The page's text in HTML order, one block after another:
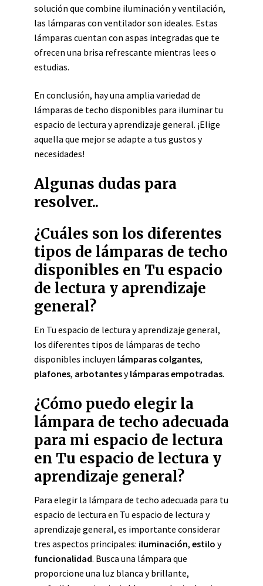
solución que combine iluminación y ventilación,
las lámparas con ventilador son ideales. Estas
lámparas cuentan con aspas integradas que te
ofrecen una brisa refrescante mientras lees o
estudias.
En conclusión, hay una amplia variedad de
lámparas de techo disponibles para iluminar tu
espacio de lectura y aprendizaje general. ¡Elige
aquella que mejor se adapte a tus gustos y
necesidades!
Algunas dudas para
resolver..
¿Cuáles son los diferentes
tipos de lámparas de techo
disponibles en Tu espacio
de lectura y aprendizaje
general?
En Tu espacio de lectura y aprendizaje general,
los diferentes tipos de lámparas de techo
disponibles incluyen lámparas colgantes,
plafones, arbotantesylámparas empotradas.
¿Cómo puedo elegir la
lámpara de techo adecuada
para mi espacio de lectura
en Tu espacio de lectura y
aprendizaje general?
Para elegir la lámpara de techo adecuada para tu
espacio de lectura en Tu espacio de lectura y
aprendizaje general, es importante considerar
tres aspectos principales: iluminación, estilo y
funcionalidad. Busca una lámpara que
proporcione una luz blanca y brillante,